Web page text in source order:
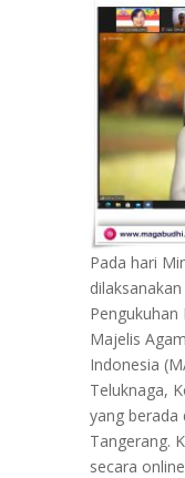
Pada hari
Pengukuhan
Majelis
Indonesia
Teluknaga,
yang berada
Tangerang.
secara